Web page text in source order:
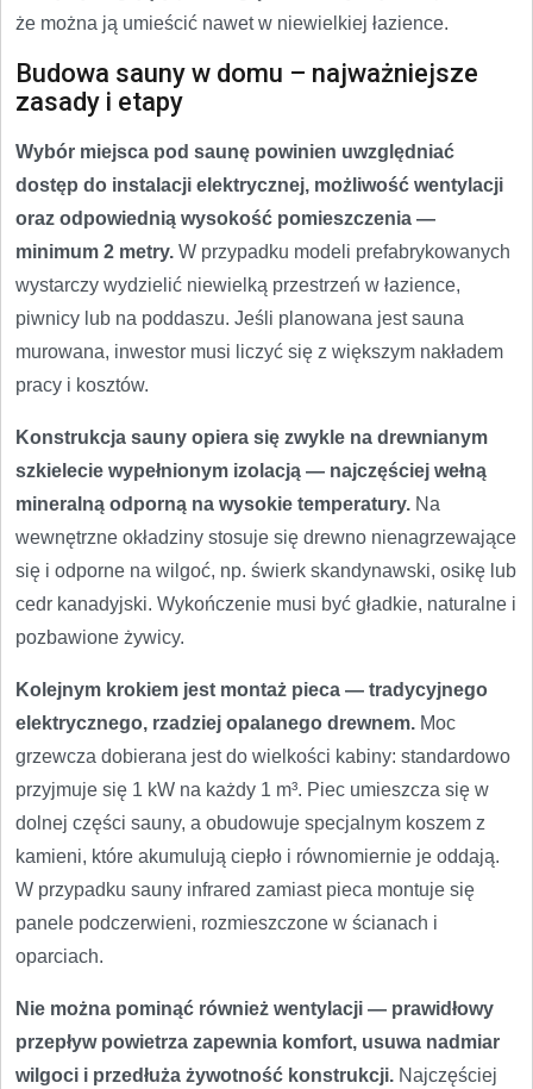
że można ją umieścić nawet w niewielkiej łazience.
Budowa sauny w domu – najważniejsze
zasady i etapy
Wybór miejsca pod saunę powinien uwzględniać
dostęp do instalacji elektrycznej, możliwość wentylacji
oraz odpowiednią wysokość pomieszczenia —
minimum 2 metry. W przypadku modeli prefabrykowanych
wystarczy wydzielić niewielką przestrzeń w łazience,
piwnicy lub na poddaszu. Jeśli planowana jest sauna
murowana, inwestor musi liczyć się z większym nakładem
pracy i kosztów.
Konstrukcja sauny opiera się zwykle na drewnianym
szkielecie wypełnionym izolacją — najczęściej wełną
mineralną odporną na wysokie temperatury. Na
wewnętrzne okładziny stosuje się drewno nienagrzewające
się i odporne na wilgoć, np. świerk skandynawski, osikę lub
cedr kanadyjski. Wykończenie musi być gładkie, naturalne i
pozbawione żywicy.
Kolejnym krokiem jest montaż pieca — tradycyjnego
elektrycznego, rzadziej opalanego drewnem. Moc
grzewcza dobierana jest do wielkości kabiny: standardowo
przyjmuje się 1 kW na każdy 1 m³. Piec umieszcza się w
dolnej części sauny, a obudowuje specjalnym koszem z
kamieni, które akumulują ciepło i równomiernie je oddają.
W przypadku sauny infrared zamiast pieca montuje się
panele podczerwieni, rozmieszczone w ścianach i
oparciach.
Nie można pominąć również wentylacji — prawidłowy
przepływ powietrza zapewnia komfort, usuwa nadmiar
wilgoci i przedłuża żywotność konstrukcji. Najczęściej